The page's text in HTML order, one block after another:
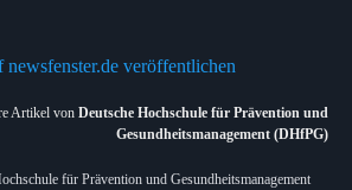
veröffentlichen
Artikel von Deutsche Hochschule für Prävention und
Gesundheitsmanagement (DHfPG)
für Prävention und Gesundheitsmanagement